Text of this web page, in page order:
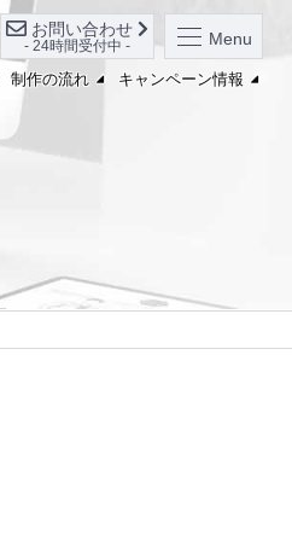
お問い合わせ
- 24時間受付中 - Menu
制作の流れ キャンペーン情報